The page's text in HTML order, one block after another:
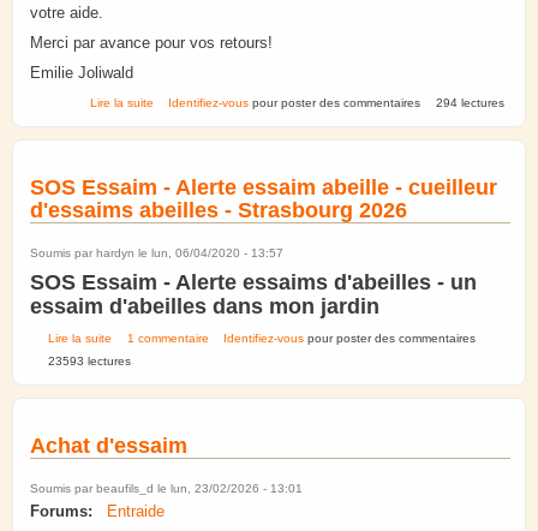
votre aide.
Merci par avance pour vos retours!
Emilie Joliwald
Lire la suite de Recherche 2 reines de façon urgente
Identifiez-vous pour poster des commentaires 294 lectures
SOS Essaim - Alerte essaim abeille - cueilleur
d'essaims abeilles - Strasbourg 2026
Soumis par hardyn le lun, 06/04/2020 - 13:57
SOS Essaim - Alerte essaims d'abeilles - un
essaim d'abeilles dans mon jardin
Lire la suite de SOS Essaim - Alerte essaim abeille - cueilleur d'essaims abeilles -
1 commentaire Identifiez-vous pour poster des commentaires
23593 lectures
Achat d'essaim
Soumis par beaufils_d le lun, 23/02/2026 - 13:01
Forums:
Entraide